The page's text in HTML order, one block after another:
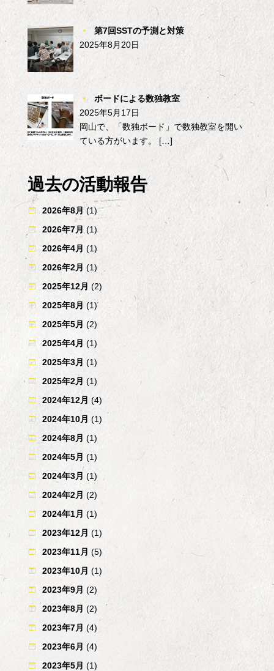
第7回SSTの予測と対策
2025年8月20日
ボードによる数独教室
2025年5月17日
岡山で、「数独ボード」で数独教室を開い
ている方がいます。 […]
過去の活動報告
2026年8月(1)
2026年7月 (1)
2026年4月 (1)
2026年2月 (1)
2025年12月 (2)
2025年8月 (1)
2025年5月 (2)
2025年4月 (1)
2025年3月 (1)
2025年2月 (1)
2024年12月 (4)
2024年10月 (1)
2024年8月 (1)
2024年5月 (1)
2024年3月 (1)
2024年2月 (2)
2024年1月 (1)
2023年12月 (1)
2023年11月 (5)
2023年10月 (1)
2023年9月 (2)
2023年8月 (2)
2023年7月 (4)
2023年6月 (4)
2023年5月 (1)